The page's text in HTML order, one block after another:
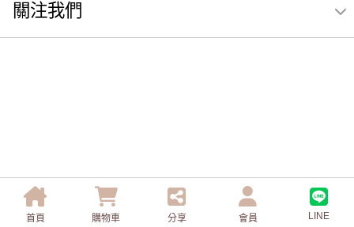
關注我們
首頁 購物車 分享 會員 LINE